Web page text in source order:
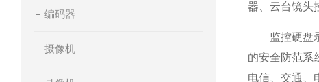
编码器
摄像机
器、云台镜头
监控硬盘录
的安全防范系
电信、交通、